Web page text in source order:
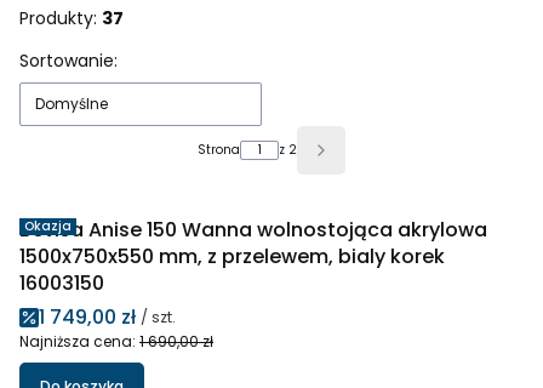
Produkty: 37
Lista produktów
Sortowanie:
Domyślne
Strona z 2 Następne produkty
Okazja
Bevisa Anise 150 Wanna wolnostojąca akrylowa
1500x750x550 mm, z przelewem, bialy korek
16003150
Cena promocyjna
1 749,00 zł / szt.
Najniższa cena: 1 690,00 zł